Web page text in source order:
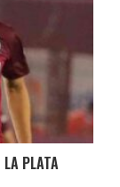
PLATA